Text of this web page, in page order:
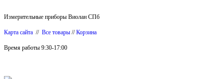
к
содержимому
Измерительные приборы Виолан СПб
Карта сайта // Все товары //Корзина
Время работы 9:30-17:00